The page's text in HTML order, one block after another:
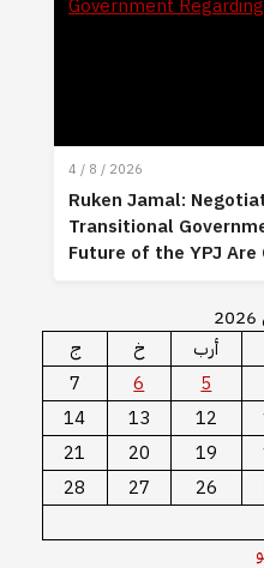
4 / 8 / 2026
Ruken Jamal:
Transitional
Future of the YPJ Are
أرب خ
ج
5
6
7
12
13
14
19
20
21
26
27
28